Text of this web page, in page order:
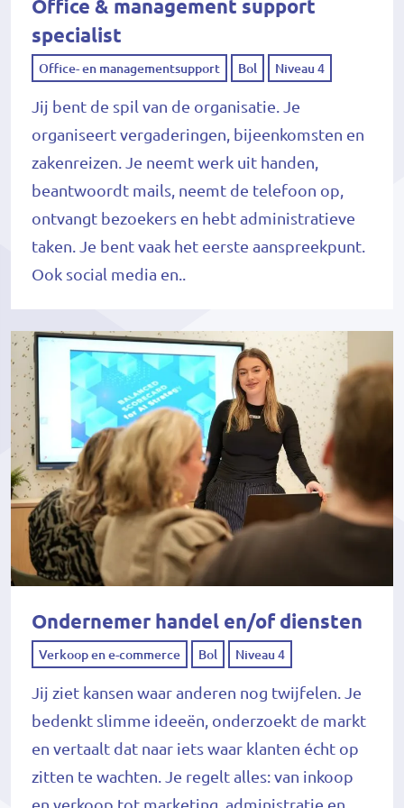
Office & management support
specialist
Office- en managementsupport Bol Niveau 4
Jij bent de spil van de organisatie. Je
organiseert vergaderingen, bijeenkomsten en
zakenreizen. Je neemt werk uit handen,
beantwoordt mails, neemt de telefoon op,
ontvangt bezoekers en hebt administratieve
taken. Je bent vaak het eerste aanspreekpunt.
Ook social media en..
Ondernemer handel en/of diensten
Verkoop en e-commerce Bol Niveau 4
Jij ziet kansen waar anderen nog twijfelen. Je
bedenkt slimme ideeën, onderzoekt de markt
en vertaalt dat naar iets waar klanten écht op
zitten te wachten. Je regelt alles: van inkoop
en verkoop tot marketing, administratie en